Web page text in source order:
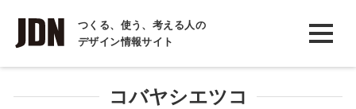
つくる、使う、考える人の
デザイン情報サイト
INTERVIEW
インタビュー
REPORTコバヤシエツコ